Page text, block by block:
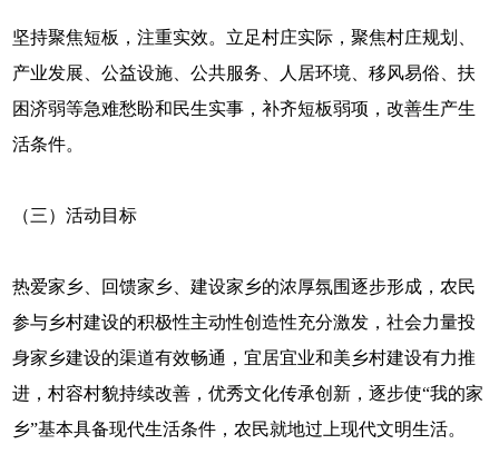
坚持聚焦短板，注重实效。立足村庄实际，聚焦村庄规划、
产业发展、公益设施、公共服务、人居环境、移风易俗、扶
困济弱等急难愁盼和民生实事，补齐短板弱项，改善生产生
活条件。
（三）活动目标
热爱家乡、回馈家乡、建设家乡的浓厚氛围逐步形成，农民
参与乡村建设的积极性主动性创造性充分激发，社会力量投
身家乡建设的渠道有效畅通，宜居宜业和美乡村建设有力推
进，村容村貌持续改善，优秀文化传承创新，逐步使“我的家
乡”基本具备现代生活条件，农民就地过上现代文明生活。